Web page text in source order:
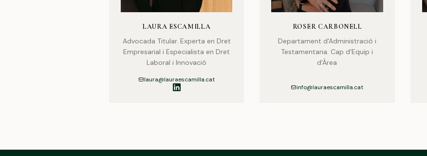
LAURA ESCAMILLA
Advocada Titular. Experta en Dret
Empresarial i Especialista en Dret
Laboral i Innovació
laura@lauraescamilla.cat
ROSER CARBONELL
Departament d'Administració i
Testamentaria. Cap d'Equip i
d'Àrea
info@lauraescamilla.cat